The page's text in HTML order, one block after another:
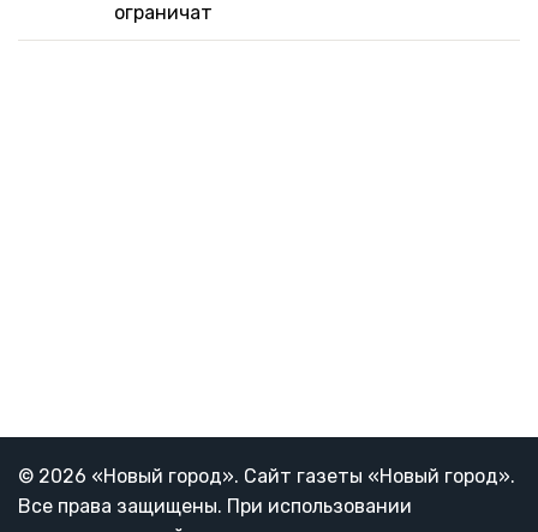
ограничат
© 2026 «Новый город». Cайт газеты «Новый город».
Все права защищены. При использовании